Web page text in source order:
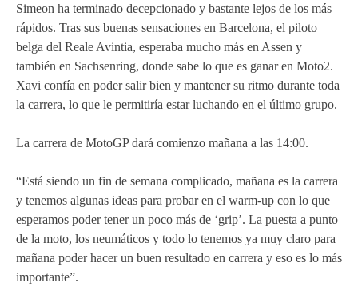
Simeon ha terminado decepcionado y bastante lejos de los más
rápidos. Tras sus buenas sensaciones en Barcelona, el piloto
belga del Reale Avintia, esperaba mucho más en Assen y
también en Sachsenring, donde sabe lo que es ganar en Moto2.
Xavi confía en poder salir bien y mantener su ritmo durante toda
la carrera, lo que le permitiría estar luchando en el último grupo.
La carrera de MotoGP dará comienzo mañana a las 14:00.
“Está siendo un fin de semana complicado, mañana es la carrera
y tenemos algunas ideas para probar en el warm-up con lo que
esperamos poder tener un poco más de ‘grip’. La puesta a punto
de la moto, los neumáticos y todo lo tenemos ya muy claro para
mañana poder hacer un buen resultado en carrera y eso es lo más
importante”.